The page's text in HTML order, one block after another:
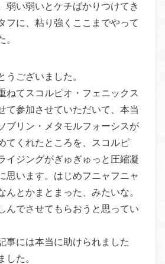
弱い弱いとケチばかりつけてき
フに、粘り強くここまでやって
。
うございました。
ねてスコルピオ・フェニックス
て参加させていただいて、本当
ブリン・メ タモルフォーシスが
てくれたところを、スコルピ
イジングがぎゅぎゅっと圧縮凝
思います。はじめフニャフニャ
んとかま とまった、みたいな。
んでさせてもらおうと思ってい
事には本当に助けられました
した。